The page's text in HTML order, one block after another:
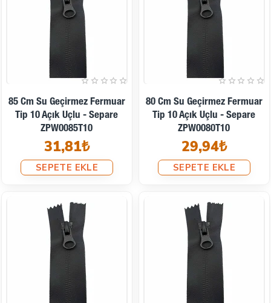
85 Cm Su Geçirmez Fermuar
Tip 10 Açık Uçlu - Separe
ZPW0085T10
31,81₺
SEPETE EKLE
80 Cm Su Geçirmez Fermuar
Tip 10 Açık Uçlu - Separe
ZPW0080T10
29,94₺
SEPETE EKLE